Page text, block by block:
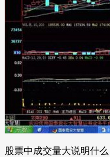
股票中成交量大说明什